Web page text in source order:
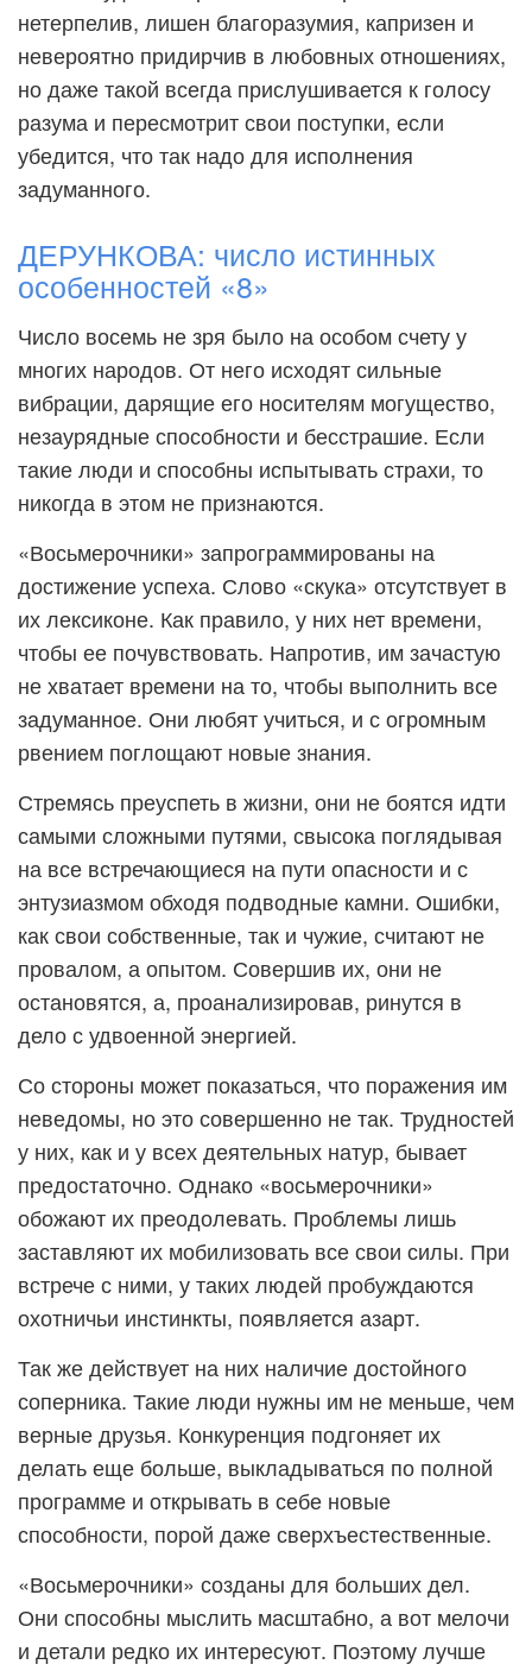
нетерпелив, лишен благоразумия, капризен и
невероятно придирчив в любовных отношениях,
но даже такой всегда прислушивается к голосу
разума и пересмотрит свои поступки, если
убедится, что так надо для исполнения
задуманного.
ДЕРУНКОВА: число истинных
особенностей «8»
Число восемь не зря было на особом счету у
многих народов. От него исходят сильные
вибрации, дарящие его носителям могущество,
незаурядные способности и бесстрашие. Если
такие люди и способны испытывать страхи, то
никогда в этом не признаются.
«Восьмерочники» запрограммированы на
достижение успеха. Слово «скука» отсутствует в
их лексиконе. Как правило, у них нет времени,
чтобы ее почувствовать. Напротив, им зачастую
не хватает времени на то, чтобы выполнить все
задуманное. Они любят учиться, и с огромным
рвением поглощают новые знания.
Стремясь преуспеть в жизни, они не боятся идти
самыми сложными путями, свысока поглядывая
на все встречающиеся на пути опасности и с
энтузиазмом обходя подводные камни. Ошибки,
как свои собственные, так и чужие, считают не
провалом, а опытом. Совершив их, они не
остановятся, а, проанализировав, ринутся в
дело с удвоенной энергией.
Со стороны может показаться, что поражения им
неведомы, но это совершенно не так. Трудностей
у них, как и у всех деятельных натур, бывает
предостаточно. Однако «восьмерочники»
обожают их преодолевать. Проблемы лишь
заставляют их мобилизовать все свои силы. При
встрече с ними, у таких людей пробуждаются
охотничьи инстинкты, появляется азарт.
Так же действует на них наличие достойного
соперника. Такие люди нужны им не меньше, чем
верные друзья. Конкуренция подгоняет их
делать еще больше, выкладываться по полной
программе и открывать в себе новые
способности, порой даже сверхъестественные.
«Восьмерочники» созданы для больших дел.
Они способны мыслить масштабно, а вот мелочи
и детали редко их интересуют. Поэтому лучше